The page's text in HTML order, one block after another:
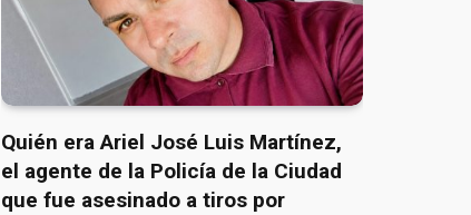
Quién era Ariel José Luis Martínez,
el agente de la Policía de la Ciudad
que fue asesinado a tiros por